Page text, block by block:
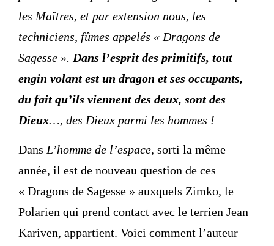
les Maîtres, et par extension nous, les
techniciens, fûmes appelés « Dragons de
Sagesse ». Dans l’esprit des primitifs, tout
engin volant est un dragon et ses occupants,
du fait qu’ils viennent des deux, sont des
Dieux…, des Dieux parmi les hommes !
Dans L’homme de l’espace, sorti la même
année, il est de nouveau question de ces
« Dragons de Sagesse » auxquels Zimko, le
Polarien qui prend contact avec le terrien Jean
Kariven, appartient. Voici comment l’auteur